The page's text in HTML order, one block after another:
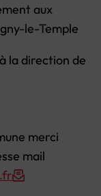
aux
le-Temple
la direction de
merci
mail